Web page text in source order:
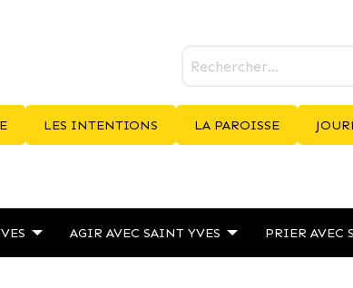
LES INTENTIONS LA PAROISSE
AGIR AVEC SAINT YVES PRIER AVEC